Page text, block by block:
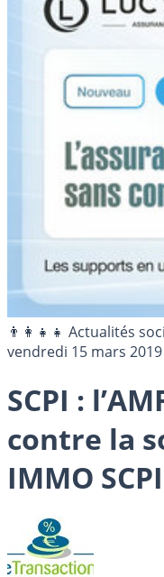
👨‍👩‍👧‍👧 Actualités
vendredi 15 mars 2019
SCPI :
contre la
IMMO SCPI